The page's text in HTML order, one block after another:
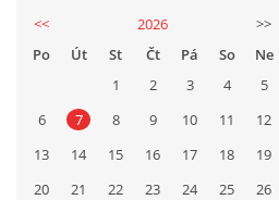
<<
2026
>>
Po
Út St Čt Pá So
Ne
1
2 3 4
5
6
7 8 9 10 11
12
13
14 15 16 17 18
19
20
21 22 23 24 25
26